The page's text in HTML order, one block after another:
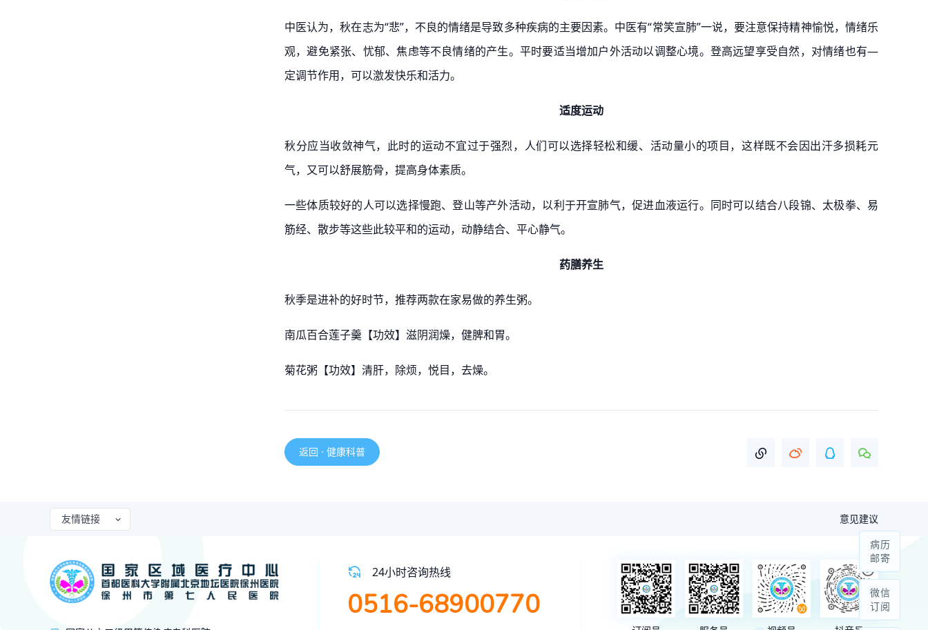
中医认为，秋在志为“悲”，不良的情绪是导致多种疾病的主要因素。中医有“常笑宣肺”一说，要注意保持精神愉悦，情绪乐
观，避免紧张、忧郁、焦虑等不良情绪的产生。平时要适当增加户外活动以调整心境。登高远望享受自然，对情绪也有—
定调节作用，可以激发快乐和活力。
适度运动
秋分应当收敛神气，此时的运动不宜过于强烈，人们可以选择轻松和缓、活动量小的项目，这样既不会因出汗多损耗元
气，又可以舒展筋骨，提高身体素质。
一些体质较好的人可以选择慢跑、登山等产外活动，以利于开宣肺气，促进血液运行。同时可以结合八段锦、太极拳、易
筋经、散步等这些此较平和的运动，动静结合、平心静气。
药膳养生
秋季是进补的好时节，推荐两款在家易做的养生粥。
南瓜百合莲⼦羹【功效】滋阴润燥，健脾和胃。
菊花粥【功效】清肝，除烦，悦目，去燥。
返回 · 健康科普
友情链接 意见建议
24小时咨询热线
0516-68900770
病历
邮寄
微信
订阅